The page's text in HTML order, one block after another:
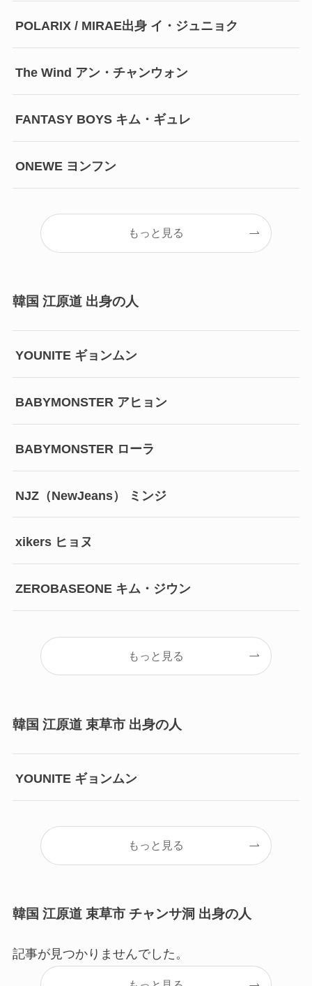
POLARIX / MIRAE出身 イ・ジュニョク
The Wind アン・チャンウォン
FANTASY BOYS キム・ギュレ
ONEWE ヨンフン
もっと見る
韓国 江原道 出身の人
YOUNITE ギョンムン
BABYMONSTER アヒョン
BABYMONSTER ローラ
NJZ（NewJeans） ミンジ
xikers ヒョヌ
ZEROBASEONE キム・ジウン
もっと見る
韓国 江原道 束草市 出身の人
YOUNITE ギョンムン
もっと見る
韓国 江原道 束草市 チャンサ洞 出身の人
記事が見つかりませんでした。